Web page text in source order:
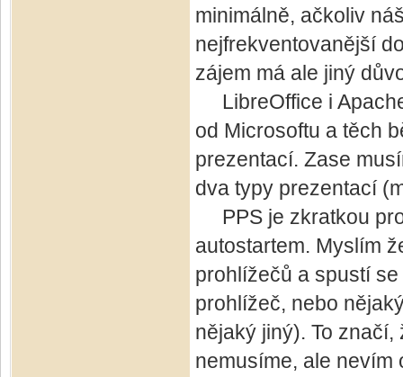
minimálně, ačkoliv
nejfrekventovanější
zájem má ale jiný
LibreOffice i
od Microsoftu a těch
prezentací. Zase
dva typy prezentací
PPS je zkratkou pro
autostartem. Myslím
prohlížečů a spustí
prohlížeč, nebo
nějaký jiný). To
nemusíme, ale nevím